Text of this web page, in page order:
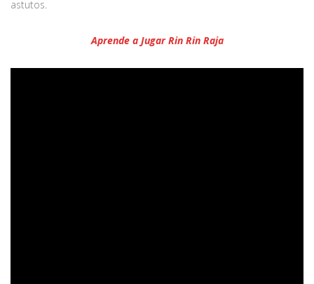
astutos.
Aprende a JugarRin Rin Raja